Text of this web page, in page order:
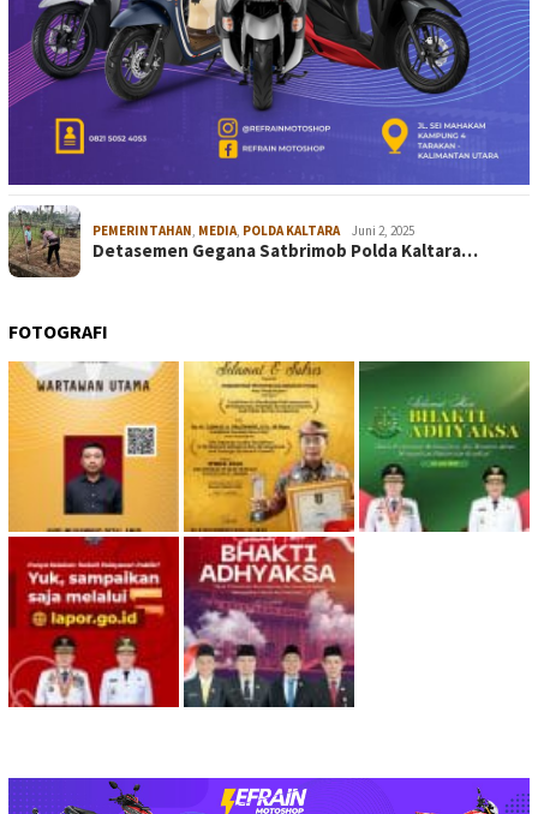
PEMERINTAHAN, MEDIA, POLDA KALTARA Juni 2, 2025
Detasemen Gegana Satbrimob Polda Kaltara…
FOTOGRAFI